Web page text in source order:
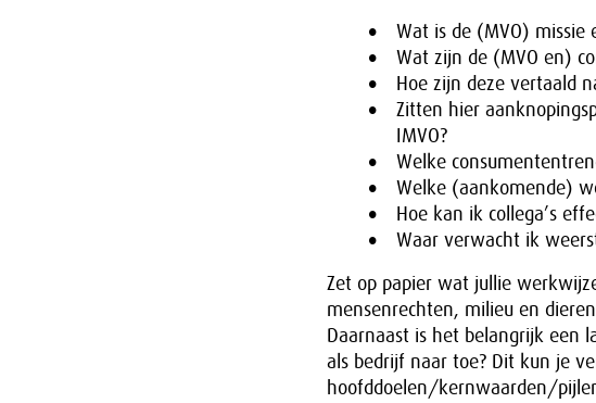
Wat is de (MVO) missie
Wat zijn de (MVO en)
Hoe zijn deze vertaald
Zitten hier
IMVO?
Welke
Welke (aankomende)
Hoe kan ik collega’s
Waar verwacht ik
Zet op papier wat jullie
mensenrechten, milieu en
Daarnaast is het belangrijk een
als bedrijf naar toe? Dit kun je
hoofddoelen/kernwaarden/